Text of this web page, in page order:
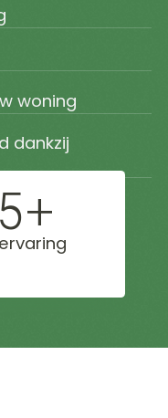
woning
dankzij